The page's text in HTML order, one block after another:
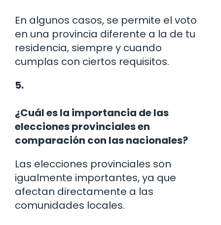
En algunos casos, se permite el voto
en una provincia diferente a la de tu
residencia, siempre y cuando
cumplas con ciertos requisitos.
5.
¿Cuál es la importancia de las
elecciones provinciales en
comparación con las nacionales?
Las elecciones provinciales son
igualmente importantes, ya que
afectan directamente a las
comunidades locales.